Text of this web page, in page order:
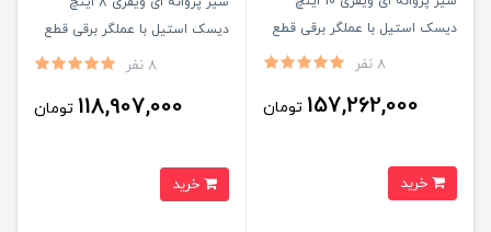
دیسک استیل با عملگر برقی قطع
8 نفر
157,262,000 تومان
دیسک استیل با عملگر برقی قطع
8 نفر
118,907,000 تومان